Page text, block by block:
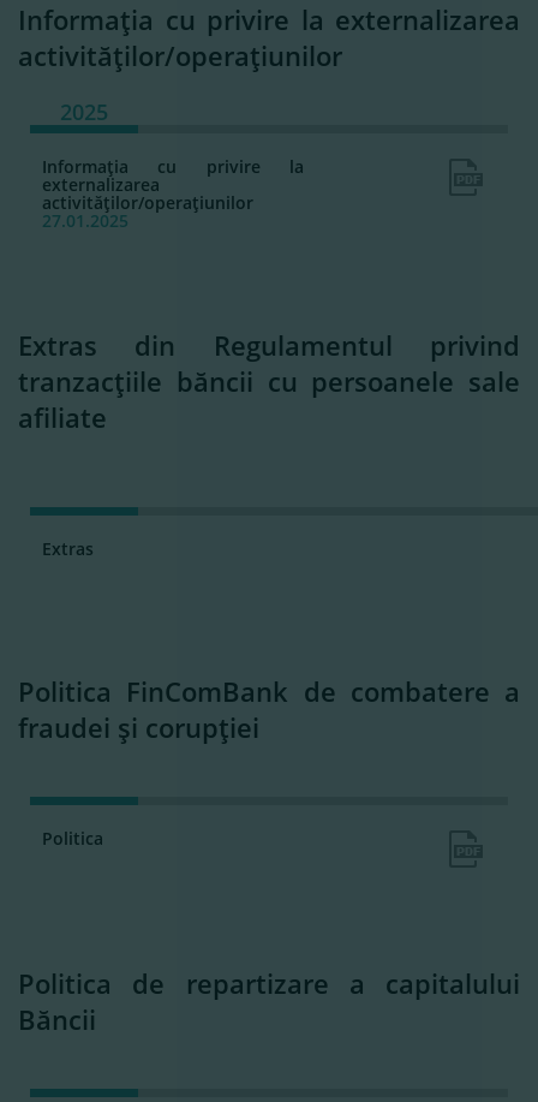
Informaţia cu privire la externalizarea
activităţilor/operaţiunilor
2025
Informaţia cu privire la
externalizarea
activităţilor/operaţiunilor
27.01.2025
Extras din Regulamentul privind
tranzacţiile băncii cu persoanele sale
afiliate
Extras
Politica FinComBank de combatere a
fraudei şi corupţiei
Politica
Politica de repartizare a capitalului
Băncii